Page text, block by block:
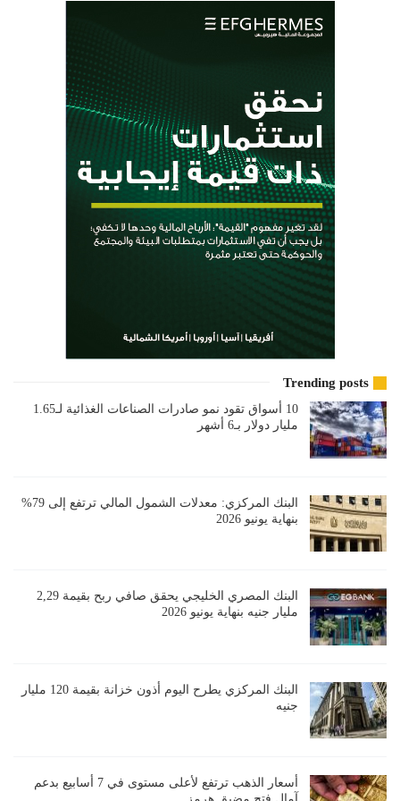
Trending posts
10 أسواق تقود نمو صادرات الصناعات الغذائية لـ1.65
مليار دولار بـ6 أشهر
البنك المركزي: معدلات الشمول المالي ترتفع إلى 79%
بنهاية يونيو 2026
البنك المصري الخليجي يحقق صافي ربح بقيمة 2,29
مليار جنيه بنهاية يونيو 2026
البنك المركزي يطرح اليوم أذون خزانة بقيمة 120 مليار
جنيه
أسعار الذهب ترتفع لأعلى مستوى في 7 أسابيع بدعم